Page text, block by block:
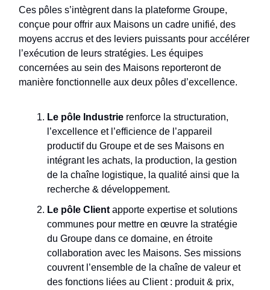
Ces pôles s’intègrent dans la plateforme Groupe,
conçue pour offrir aux Maisons un cadre unifié, des
moyens accrus et des leviers puissants pour accélérer
l’exécution de leurs stratégies. Les équipes
concernées au sein des Maisons reporteront de
manière fonctionnelle aux deux pôles d’excellence.
Le pôle Industrie renforce la structuration,
l’excellence et l’efficience de l’appareil
productif du Groupe et de ses Maisons en
intégrant les achats, la production, la gestion
de la chaîne logistique, la qualité ainsi que la
recherche & développement.
Le pôle Client apporte expertise et solutions
communes pour mettre en œuvre la stratégie
du Groupe dans ce domaine, en étroite
collaboration avec les Maisons. Ses missions
couvrent l’ensemble de la chaîne de valeur et
des fonctions liées au Client : produit & prix,